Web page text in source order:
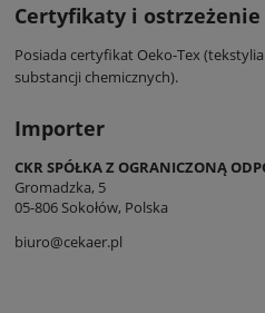
Certyfikaty i ostrzeżenie
Posiada certyfikat Oeko-Tex
substancji chemicznych).
Importer
CKR SPÓŁKA Z OGRANICZONĄ
Gromadzka, 5
05-806 Sokołów, Polska
biuro@cekaer.pl